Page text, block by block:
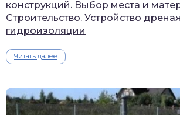
конструкций. Выбор места и
Строительство. Устройство
гидроизоляции
Читать далее